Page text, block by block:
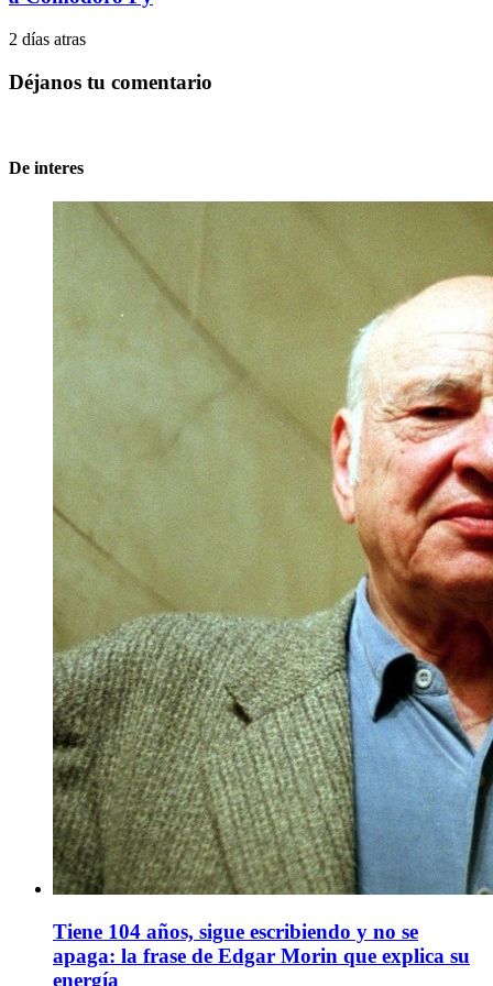
2 días atras
Déjanos tu comentario
De interes
Tiene 104 años, sigue escribiendo y no se
apaga: la frase de Edgar Morin que explica su
energía